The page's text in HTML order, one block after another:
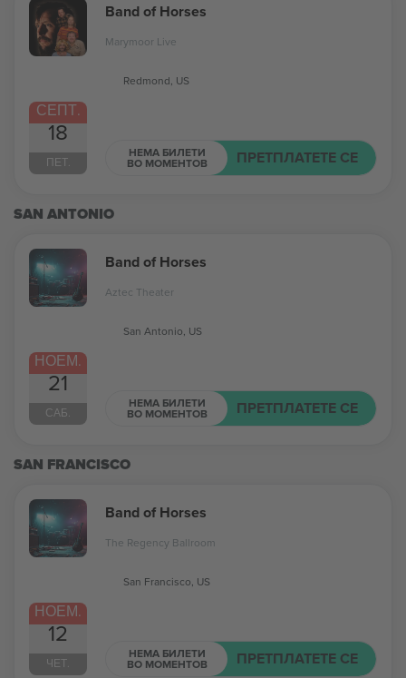
СЕПТ.
18
ПЕТ.
Band of Horses
Marymoor Live
Redmond, US
НЕМА БИЛЕТИ
ВО МОМЕНТОВ ПРЕТПЛАТЕТЕ СЕ
SAN ANTONIO
НОЕМ.
21
САБ.
Band of Horses
Aztec Theater
San Antonio, US
НЕМА БИЛЕТИ
ВО МОМЕНТОВ ПРЕТПЛАТЕТЕ СЕ
SAN FRANCISCO
НОЕМ.
12
ЧЕТ.
Band of Horses
The Regency Ballroom
San Francisco, US
НЕМА БИЛЕТИ
ВО МОМЕНТОВ ПРЕТПЛАТЕТЕ СЕ